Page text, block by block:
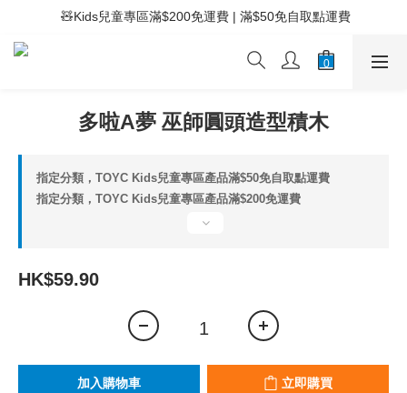
⚡滿$400免運費 | 滿$200免Easy Trade自取點運費
🧸Kids兒童專區滿$200免運費 | 滿$50免自取點運費
多啦A夢 巫師圓頭造型積木
指定分類，TOYC Kids兒童專區產品滿$50免自取點運費
指定分類，TOYC Kids兒童專區產品滿$200免運費
HK$59.90
加入購物車 立即購買